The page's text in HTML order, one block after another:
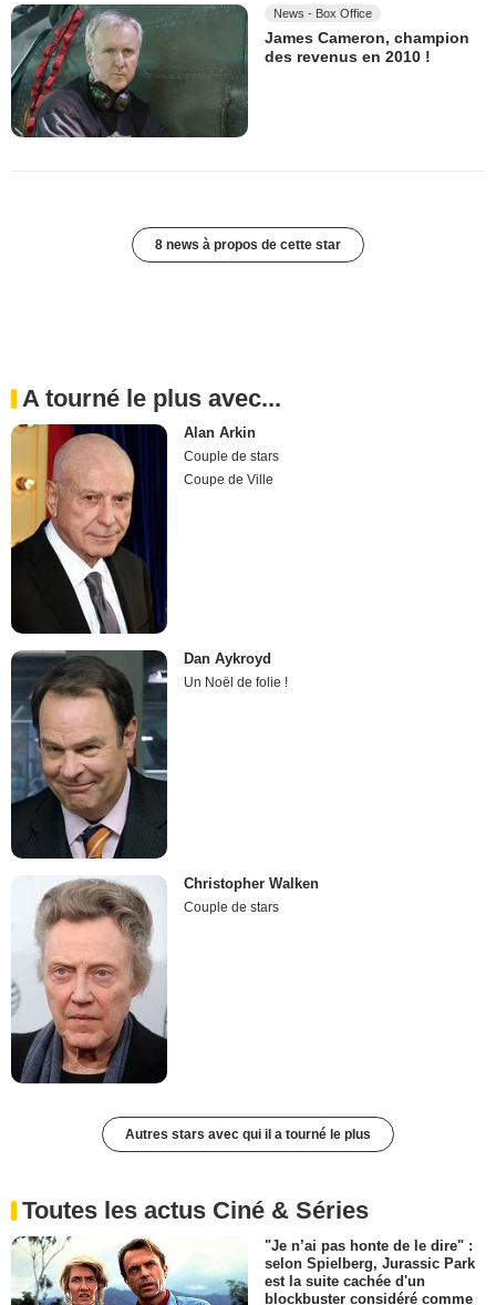
News - Box Office
James Cameron, champion
des revenus en 2010 !
8 news à propos de cette star
A tourné le plus avec...
Alan Arkin
Couple de stars
Coupe de Ville
Dan Aykroyd
Un Noël de folie !
Christopher Walken
Couple de stars
Autres stars avec qui il a tourné le plus
Toutes les actus Ciné & Séries
"Je n’ai pas honte de le dire" :
selon Spielberg, Jurassic Park
est la suite cachée d'un
blockbuster considéré comme